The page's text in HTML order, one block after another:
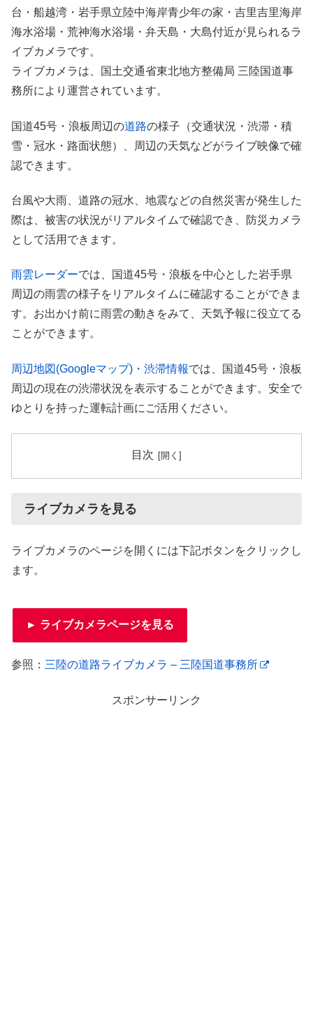
台・船越湾・岩手県立陸中海岸青少年の家・吉里吉里海岸
海水浴場・荒神海水浴場・弁天島・大島付近が見られるラ
イブカメラです。
ライブカメラは、国土交通省東北地方整備局 三陸国道事
務所により運営されています。
国道45号・浪板周辺の道路の様子（交通状況・渋滞・積
雪・冠水・路面状態）、周辺の天気などがライブ映像で確
認できます。
台風や大雨、道路の冠水、地震などの自然災害が発生した
際は、被害の状況がリアルタイムで確認でき、防災カメラ
として活用できます。
雨雲レーダーでは、国道45号・浪板を中心とした岩手県
周辺の雨雲の様子をリアルタイムに確認することができま
す。お出かけ前に雨雲の動きをみて、天気予報に役立てる
ことができます。
周辺地図(Googleマップ)・渋滞情報では、国道45号・浪板
周辺の現在の渋滞状況を表示することができます。安全で
ゆとりを持った運転計画にご活用ください。
目次
ライブカメラを見る
ライブカメラのページを開くには下記ボタンをクリックし
ます。
► ライブカメラページを見る
参照： 三陸の道路ライブカメラ – 三陸国道事務所
スポンサーリンク